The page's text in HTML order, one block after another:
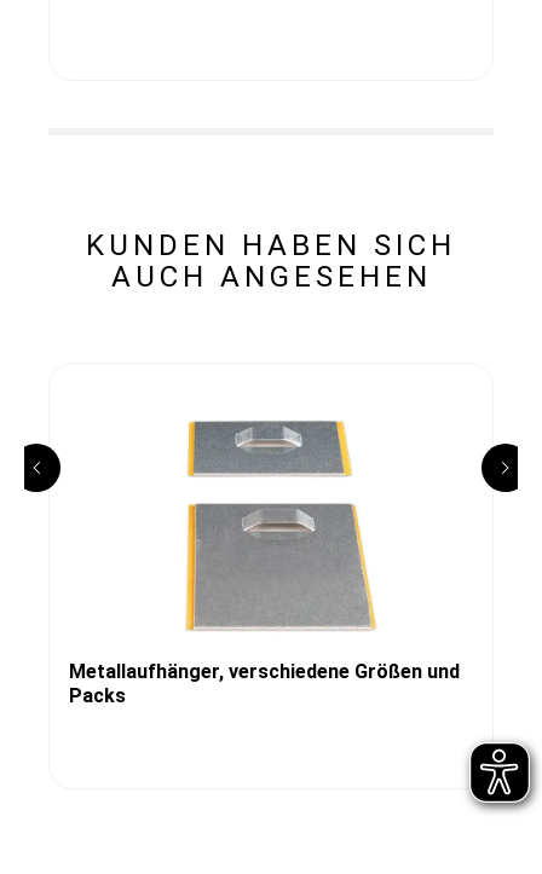
KUNDEN HABEN SICH
AUCH ANGESEHEN
Metallaufhänger, verschiedene Größen und
Packs